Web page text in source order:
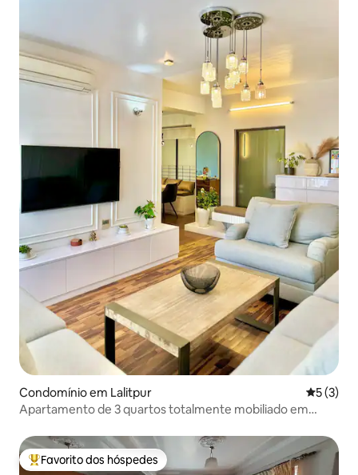
Condomínio em Lalitpur
5 (3)
Apartamento de 3 quartos totalmente mobiliado em
Favoritos dos hóspedes mais apreciados
Favorito dos hóspedes